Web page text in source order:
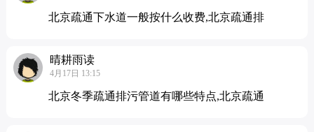
北京疏通下水道一般按什么收费,北京疏通排
晴耕雨读
4月17日 13:15
北京冬季疏通排污管道有哪些特点,北京疏通